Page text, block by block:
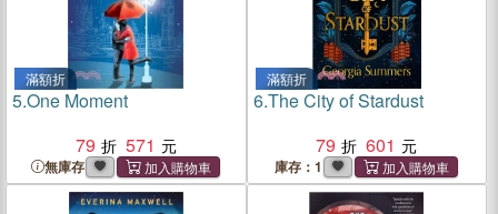
滿額折
5.One Moment
79
571
無庫存
滿額折
6.The City of Stardust
79
601
庫存：1